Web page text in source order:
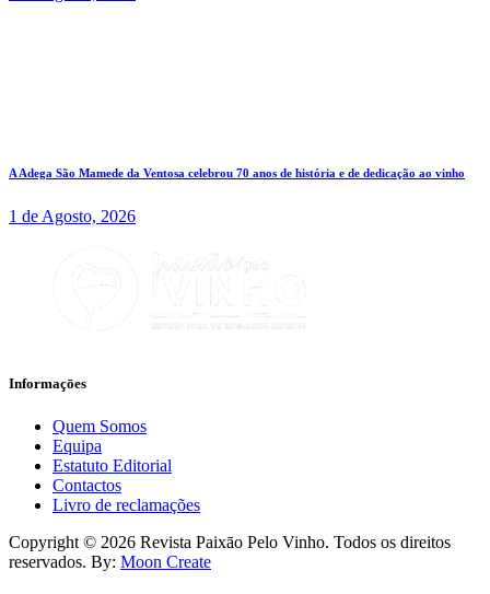
A Adega São Mamede da Ventosa celebrou 70 anos de história e de dedicação ao vinho
1 de Agosto, 2026
Informaçōes
Quem Somos
Equipa
Estatuto Editorial
Contactos
Livro de reclamações
facebook-
1
instagram
Copyright © 2026 Revista Paixāo Pelo Vinho. Todos os direitos
reservados. By: Moon Create